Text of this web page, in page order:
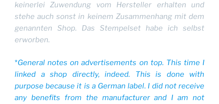
keinerlei Zuwendung vom Hersteller erhalten und
stehe auch sonst in keinem Zusammenhang mit dem
genannten Shop. Das Stempelset habe ich selbst
erworben.
*General notes on advertisements on top. This time I
linked a shop directly, indeed. This is done with
purpose because it is a German label. I did not receive
any benefits from the manufacturer and I am not